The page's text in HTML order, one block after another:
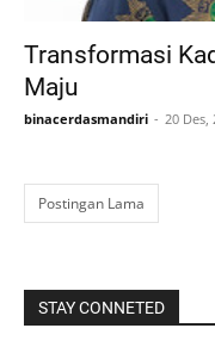
Transformasi
Maju
binacerdasmandiri 20 Des,
Postingan Lama
STAY CONNETED